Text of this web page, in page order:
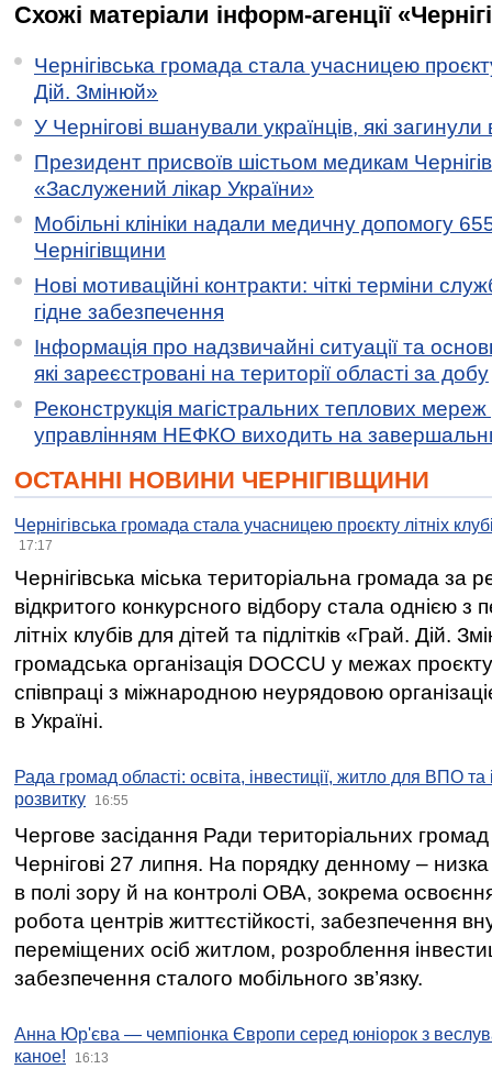
Схожі матеріали інформ-агенції
Чернігівська громада стала учасницею
Дій. Змінюй»
У Чернігові вшанували українців, які загинули
Президент присвоїв шістьом медикам
«Заслужений лікар України»
Мобільні клініки надали медичну допомогу
Чернігівщини
Нові мотиваційні контракти: чіткі терміни
гідне забезпечення
Інформація про надзвичайні ситуації та
які зареєстровані на території області за добу
Реконструкція магістральних теплових мереж
управлінням НЕФКО виходить на
ОСТАННІ НОВИНИ ЧЕРНІГІВЩИНИ
Чернігівська громада стала учасницею проєкту літніх
17:17
Чернігівська міська територіальна громада за
відкритого конкурсного відбору стала однією
літніх клубів для дітей та підлітків «Грай. Дій.
громадська організація DOCCU у межах
співпраці з міжнародною неурядовою
в Україні.
Рада громад області: освіта, інвестиції, житло для ВПО
розвитку
16:55
Чергове засідання Ради територіальних громад
Чернігові 27 липня. На порядку денному –
в полі зору й на контролі ОВА, зокрема освоєння
робота центрів життєстійкості, забезпечення
переміщених осіб житлом, розроблення
забезпечення сталого мобільного зв’язку.
Анна Юр'єва — чемпіонка Європи серед юніорок з
каное!
16:13